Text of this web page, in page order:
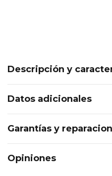
Descripción y
Datos adicionales
Garantías y
Opiniones